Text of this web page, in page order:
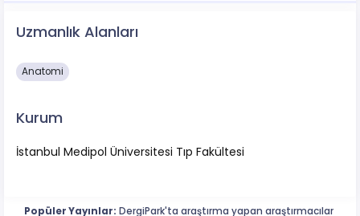
Uzmanlık Alanları
Anatomi
Kurum
İstanbul Medipol Üniversitesi Tıp Fakültesi
Popüler Yayınlar: DergiPark'ta araştırma yapan araştırmacılar